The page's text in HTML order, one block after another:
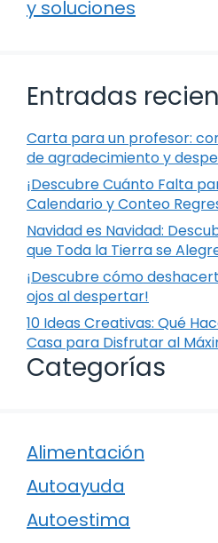
y soluciones
Entradas
Carta para un profesor:
de agradecimiento y
¡Descubre Cuánto Falta
Calendario y Conteo
Navidad es Navidad:
que Toda la Tierra se
¡Descubre cómo
ojos al despertar!
10 Ideas Creativas: Qué
Casa para Disfrutar al
Categorías
Alimentación
Autoayuda
Autoestima